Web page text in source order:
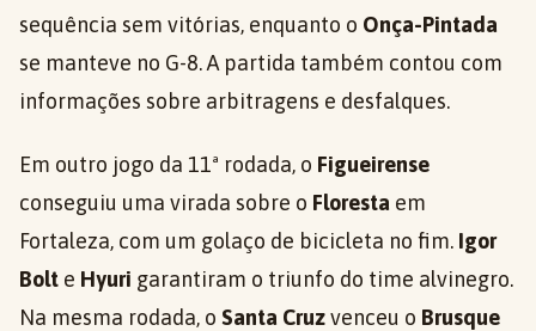
sequência sem vitórias, enquanto o Onça-Pintada
se manteve no G-8. A partida também contou com
informações sobre arbitragens e desfalques.
Em outro jogo da 11ª rodada, o Figueirense
conseguiu uma virada sobre o Floresta em
Fortaleza, com um golaço de bicicleta no fim. Igor
Bolt e Hyuri garantiram o triunfo do time alvinegro.
Na mesma rodada, o Santa Cruzvenceu o Brusque